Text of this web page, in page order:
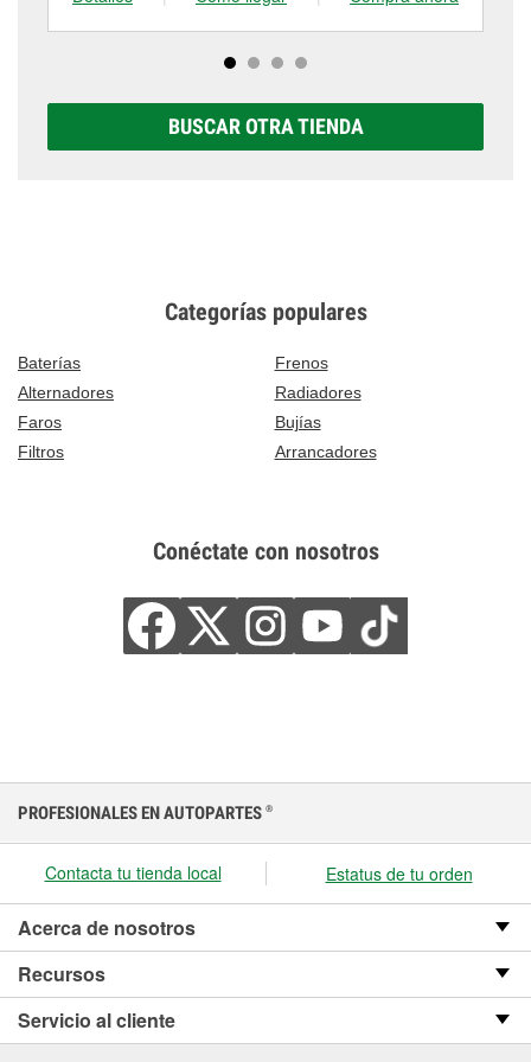
BUSCAR OTRA TIENDA
Categorías populares
Baterías
Frenos
Alternadores
Radiadores
Faros
Bujías
Filtros
Arrancadores
Conéctate con nosotros
PROFESIONALES EN AUTOPARTES ®
Contacta tu tienda local Estatus de tu orden
Acerca de nosotros
Recursos
Servicio al cliente